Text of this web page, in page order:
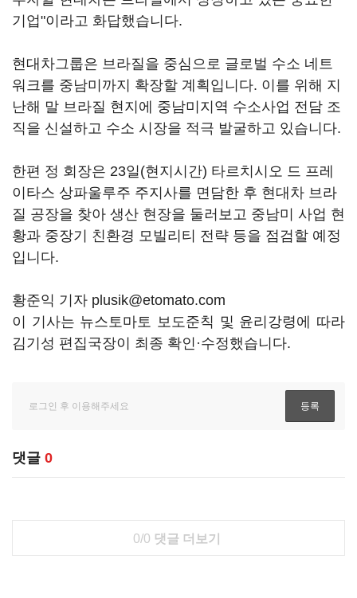
기업"이라고 화답했습니다.
현대차그룹은 브라질을 중심으로 글로벌 수소 네트
워크를 중남미까지 확장할 계획입니다. 이를 위해 지
난해 말 브라질 현지에 중남미지역 수소사업 전담 조
직을 신설하고 수소 시장을 적극 발굴하고 있습니다.
한편 정 회장은 23일(현지시간) 타르치시오 드 프레
이타스 상파울루주 주지사를 면담한 후 현대차 브라
질 공장을 찾아 생산 현장을 둘러보고 중남미 사업 현
황과 중장기 친환경 모빌리티 전략 등을 점검할 예정
입니다.
황준익 기자 plusik@etomato.com
이 기사는 뉴스토마토 보도준칙 및 윤리강령에 따라
김기성 편집국장이 최종 확인·수정했습니다.
댓글 0
0/0 댓글 더보기